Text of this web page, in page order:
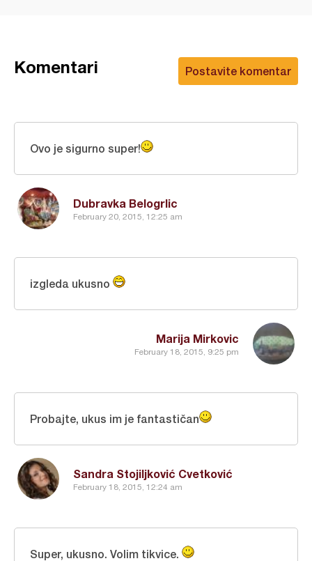
Postavite komentar
Komentari
Dubravka Belogrlic
February 20, 2015, 12:25 am
Ovo je sigurno super!
Marija Mirkovic
February 18, 2015, 9:25 pm
izgleda ukusno
Sandra Stojiljković Cvetković
February 18, 2015, 12:24 am
Probajte, ukus im je fantastičan
Super, ukusno. Volim tikvice.